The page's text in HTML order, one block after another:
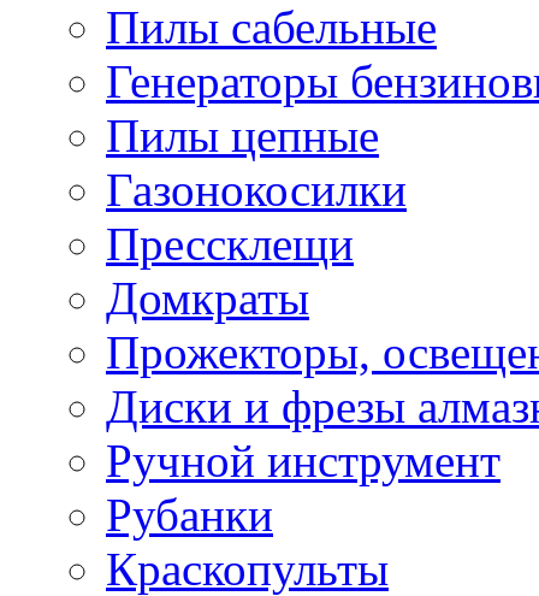
Пилы сабельные
Генераторы
Пилы цепные
Газонокосилки
Прессклещи
Домкраты
Прожекторы,
Диски и фрезы
Ручной инструмент
Рубанки
Краскопульты